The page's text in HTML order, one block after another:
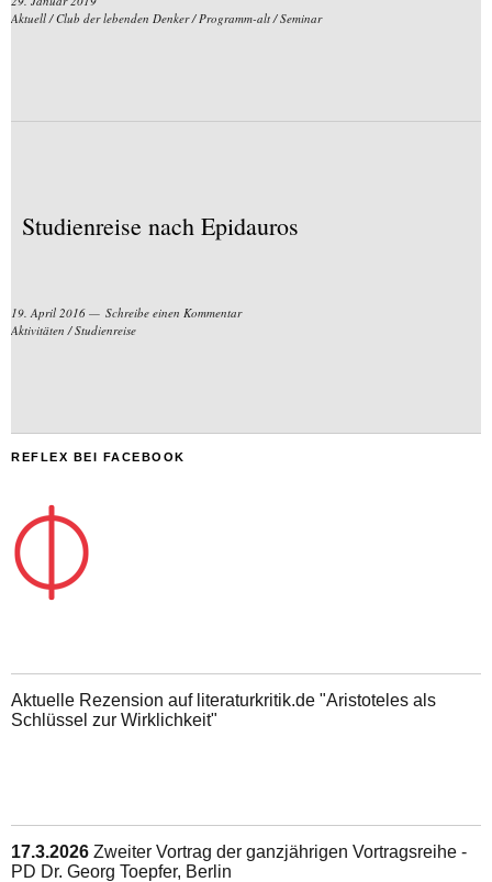
Aktuell /Club der lebenden Denker/ Programm-alt /Seminar
Studienreise nach Epidauros
19. April 2016
Schreibe einen Kommentar
Aktivitäten /Studienreise
REFLEX BEI FACEBOOK
Aktuelle Rezension auf literaturkritik.de "Aristoteles als
Schlüssel zur Wirklichkeit"
17.3.2026 Zweiter Vortrag der ganzjährigen Vortragsreihe -
PD Dr. Georg Toepfer, Berlin